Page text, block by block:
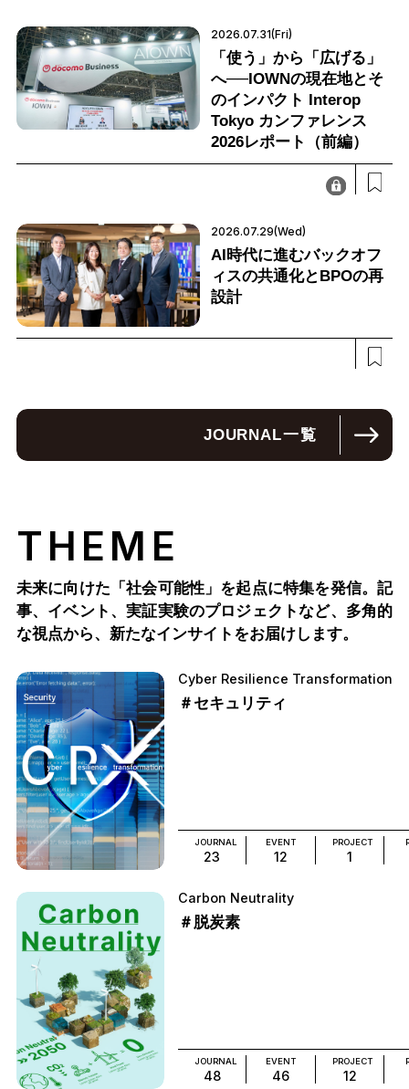
2026.07.31(Fri)
「使う」から「広げる」
へ──IOWNの現在地とそ
のインパクト Interop
Tokyo カンファレンス
2026レポート（前編）
2026.07.29(Wed)
AI時代に進むバックオフ
ィスの共通化とBPOの再
設計
JOURNAL一覧
THEME
未来に向けた「社会可能性」を起点に特集を発信。記
事、イベント、実証実験のプロジェクトなど、多角的
な視点から、新たなインサイトをお届けします。
Cyber Resilience Transformation
＃セキュリティ
JOURNAL
23
EVENT
12
PROJECT
1
Carbon Neutrality
＃脱炭素
JOURNAL
48
EVENT
46
PROJECT
12